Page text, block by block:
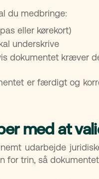
du medbringe:
eller kørekort)
underskrive
dokumentet kræver
er færdigt og
med at
udarbejde
for trin, så